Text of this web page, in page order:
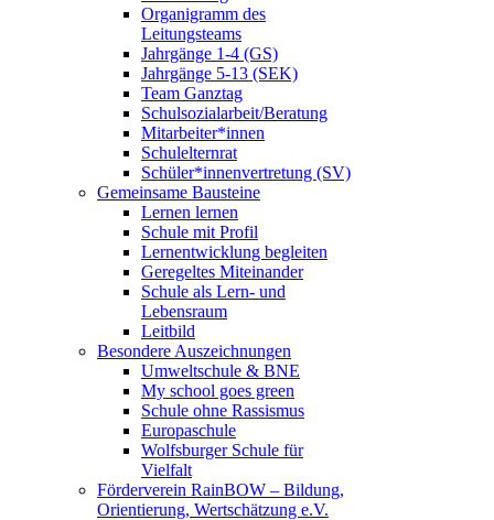
Organigramm des
Leitungsteams
Jahrgänge 1-4 (GS)
Jahrgänge 5-13 (SEK)
Team Ganztag
Schulsozialarbeit/Beratung
Mitarbeiter*innen
Schulelternrat
Schüler*innenvertretung (SV)
Gemeinsame Bausteine
Lernen lernen
Schule mit Profil
Lernentwicklung begleiten
Geregeltes Miteinander
Schule als Lern- und
Lebensraum
Leitbild
Besondere Auszeichnungen
Umweltschule & BNE
My school goes green
Schule ohne Rassismus
Europaschule
Wolfsburger Schule für
Vielfalt
Förderverein RainBOW – Bildung,
Orientierung, Wertschätzung e.V.